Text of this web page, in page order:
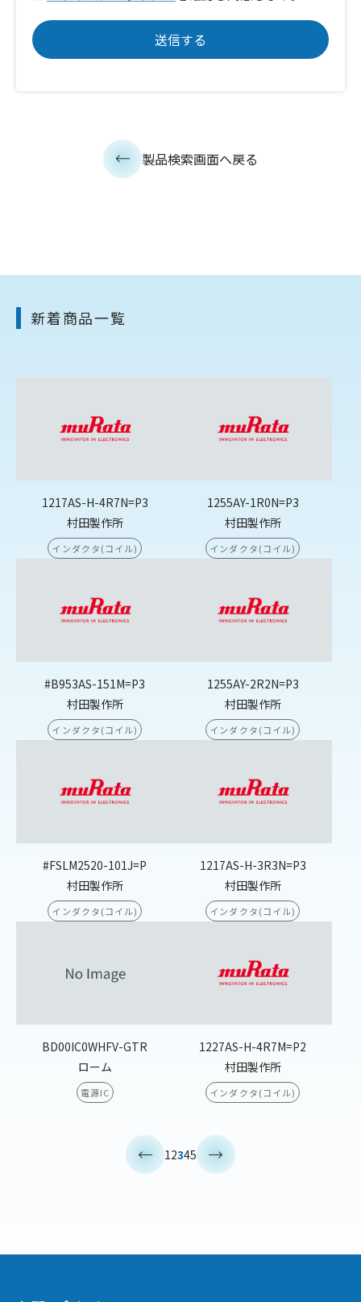
製品検索画面へ戻る
新着商品一覧
1217AS-H-4R7N=P3
村田製作所
インダクタ(コイル)
1255AY-1R0N=P3
村田製作所
インダクタ(コイル)
#B953AS-151M=P3
村田製作所
インダクタ(コイル)
1255AY-2R2N=P3
村田製作所
インダクタ(コイル)
#FSLM2520-101J=P
村田製作所
インダクタ(コイル)
1217AS-H-3R3N=P3
村田製作所
インダクタ(コイル)
BD00IC0WHFV-GTR
ローム
電源IC
1227AS-H-4R7M=P2
村田製作所
インダクタ(コイル)
12345